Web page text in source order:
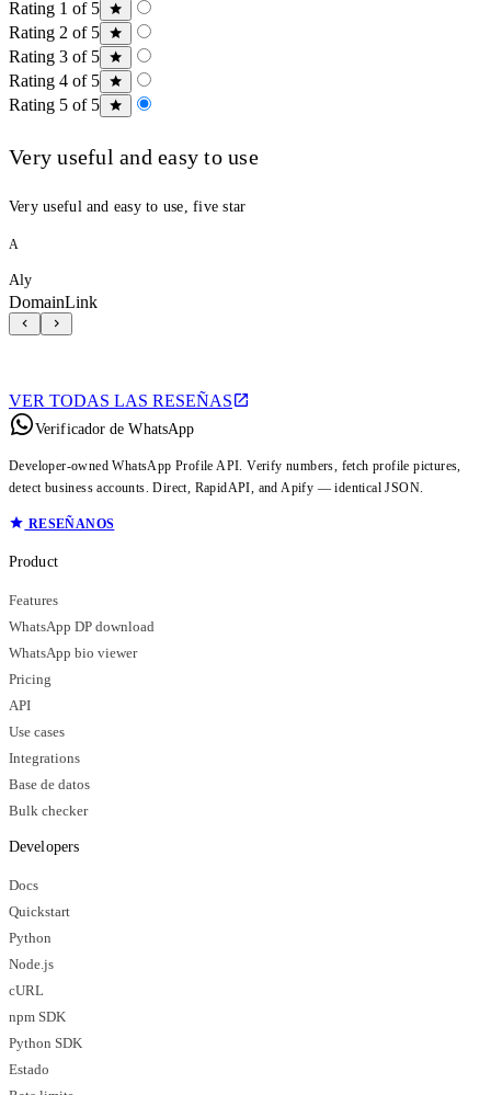
Rating 1 of 5
Rating 2 of 5
Rating 3 of 5
Rating 4 of 5
Rating 5 of 5
Very useful and easy to use
Very useful and easy to use, five star
A
Aly
DomainLink
VER TODAS LAS RESEÑAS
Verificador de WhatsApp
Developer-owned WhatsApp Profile API. Verify numbers, fetch profile pictures,
detect business accounts. Direct, RapidAPI, and Apify — identical JSON.
RESEÑANOS
Product
Features
WhatsApp DP download
WhatsApp bio viewer
Pricing
API
Use cases
Integrations
Base de datos
Bulk checker
Developers
Docs
Quickstart
Python
Node.js
cURL
npm SDK
Python SDK
Estado